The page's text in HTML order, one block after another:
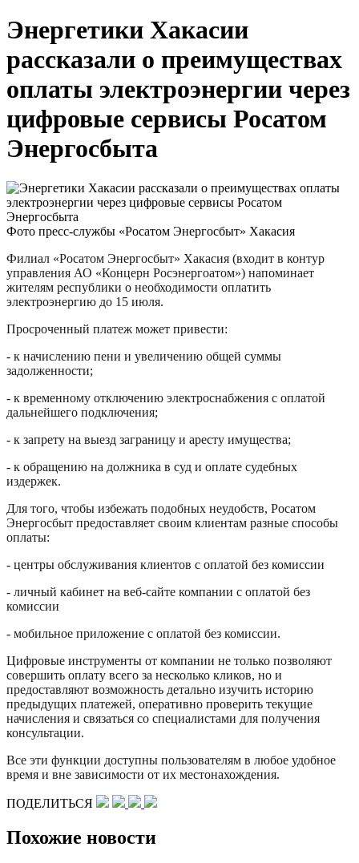
Энергетики Хакасии
рассказали о преимуществах
оплаты электроэнергии через
цифровые сервисы Росатом
Энергосбыта
Фото пресс-службы «Росатом Энергосбыт» Хакасия
Филиал «Росатом Энергосбыт» Хакасия (входит в контур
управления АО «Концерн Росэнергоатом») напоминает
жителям республики о необходимости оплатить
электроэнергию до 15 июля.
Просроченный платеж может привести:
- к начислению пени и увеличению общей суммы
задолженности;
- к временному отключению электроснабжения с оплатой
дальнейшего подключения;
- к запрету на выезд заграницу и аресту имущества;
- к обращению на должника в суд и оплате судебных
издержек.
Для того, чтобы избежать подобных неудобств, Росатом
Энергосбыт предоставляет своим клиентам разные способы
оплаты:
- центры обслуживания клиентов с оплатой без комиссии
- личный кабинет на веб-сайте компании с оплатой без
комиссии
- мобильное приложение с оплатой без комиссии.
Цифровые инструменты от компании не только позволяют
совершить оплату всего за несколько кликов, но и
предоставляют возможность детально изучить историю
предыдущих платежей, оперативно проверить текущие
начисления и связаться со специалистами для получения
консультации.
Все эти функции доступны пользователям в любое удобное
время и вне зависимости от их местонахождения.
ПОДЕЛИТЬСЯ
Похожие новости